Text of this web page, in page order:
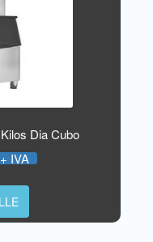
Dia Cubo
+ IVA